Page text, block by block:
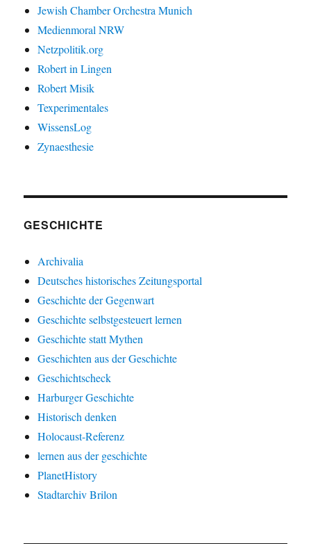
Jewish Chamber Orchestra Munich
Medienmoral NRW
Netzpolitik.org
Robert in Lingen
Robert Misik
Texperimentales
WissensLog
Zynaesthesie
GESCHICHTE
Archivalia
Deutsches historisches Zeitungsportal
Geschichte der Gegenwart
Geschichte selbstgesteuert lernen
Geschichte statt Mythen
Geschichten aus der Geschichte
Geschichtscheck
Harburger Geschichte
Historisch denken
Holocaust-Referenz
lernen aus der geschichte
PlanetHistory
Stadtarchiv Brilon